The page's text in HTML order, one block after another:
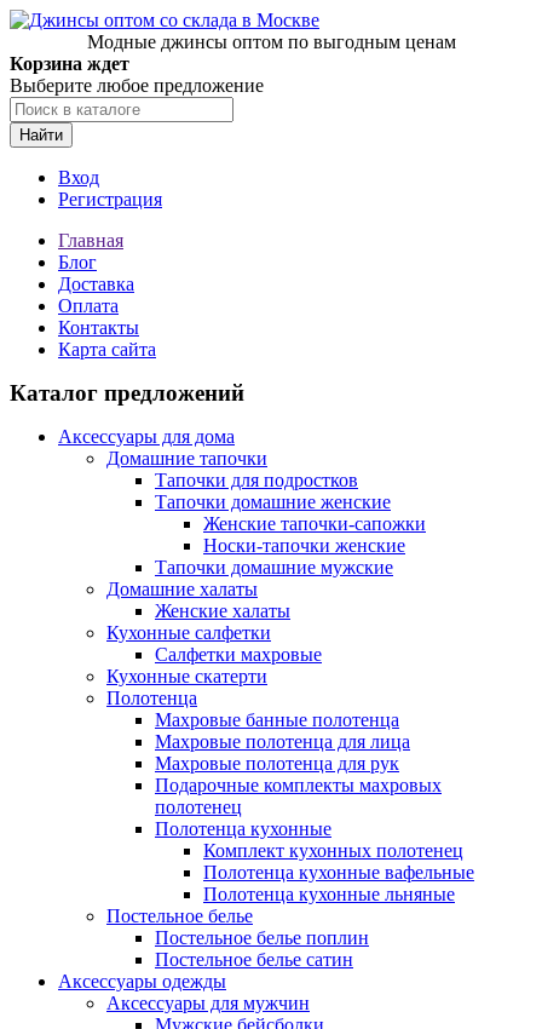
Модные джинсы оптом по выгодным ценам
Корзина ждет
Выберите любое предложение
Найти
Вход
Регистрация
Главная
Блог
Доставка
Оплата
Контакты
Карта сайта
Каталог предложений
Аксессуары для дома
Домашние тапочки
Тапочки для подростков
Тапочки домашние женские
Женские тапочки-сапожки
Носки-тапочки женские
Тапочки домашние мужские
Домашние халаты
Женские халаты
Кухонные салфетки
Салфетки махровые
Кухонные скатерти
Полотенца
Махровые банные полотенца
Махровые полотенца для лица
Махровые полотенца для рук
Подарочные комплекты махровых
полотенец
Полотенца кухонные
Комплект кухонных полотенец
Полотенца кухонные вафельные
Полотенца кухонные льняные
Постельное белье
Постельное белье поплин
Постельное белье сатин
Аксессуары одежды
Аксессуары для мужчин
Мужские бейсболки